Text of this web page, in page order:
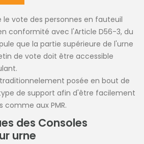
vote des personnes en fauteuil
conformité avec l'Article D56-3, du
que la partie supérieure de l'urne
de vote doit être accessible
posée en bout de
de support afin d'être facilement
comme aux PMR.
des Consoles
urne